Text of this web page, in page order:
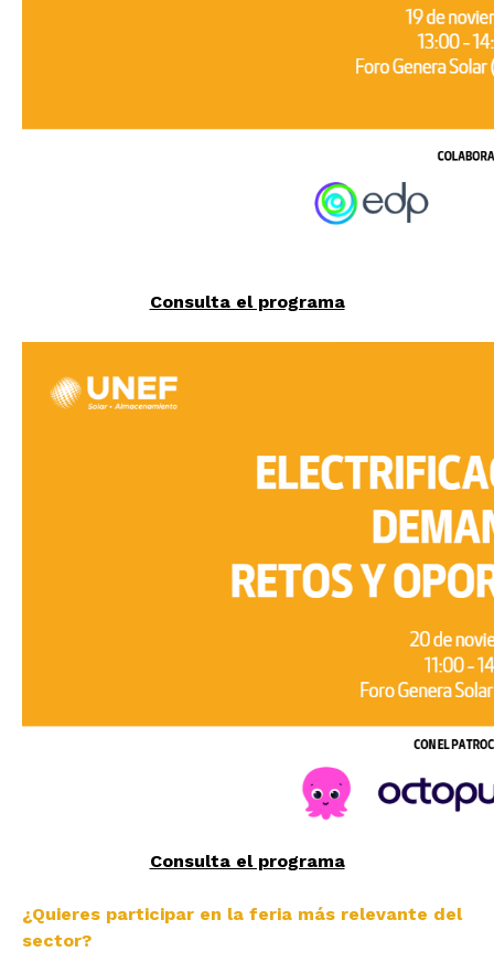
Consulta el programa
Consulta el programa
¿Quieres participar en la feria más relevante del
sector?